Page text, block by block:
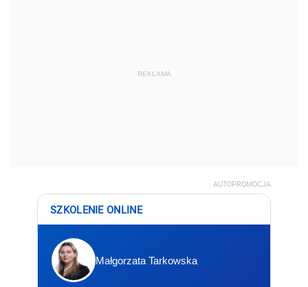
REKLAMA
AUTOPROMOCJA
SZKOLENIE ONLINE
Małgorzata Tarkowska